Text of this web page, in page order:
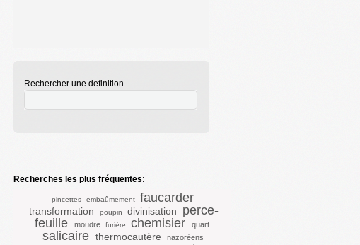
Rechercher une definition
Recherches les plus fréquentes:
pincettes embaûmement faucarder
transformation poupin divinisation
perce-
feuille
moudre furière chemisier quart
salicaire thermocautère nazoréens